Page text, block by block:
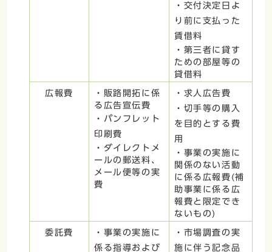
・交付決定日よ
り前に支払った
賃借料
・第三者に貸す
ための部屋等の
貸借料
広報費
・販路開拓に係
る広告宣伝費
・パンフレット
印刷費
・ダイレクトメ
ールの郵送料、
メール便等の実
費
・求人広告費
・切手等の購入
を目的とする費
用
・事業の実施に
関係のない活動
に係る広報費(補
助事業に係る広
報費と限定でき
ないもの)
委託費
・事業の実施に
係る指導および
・市場調査の実
施に伴う記念品